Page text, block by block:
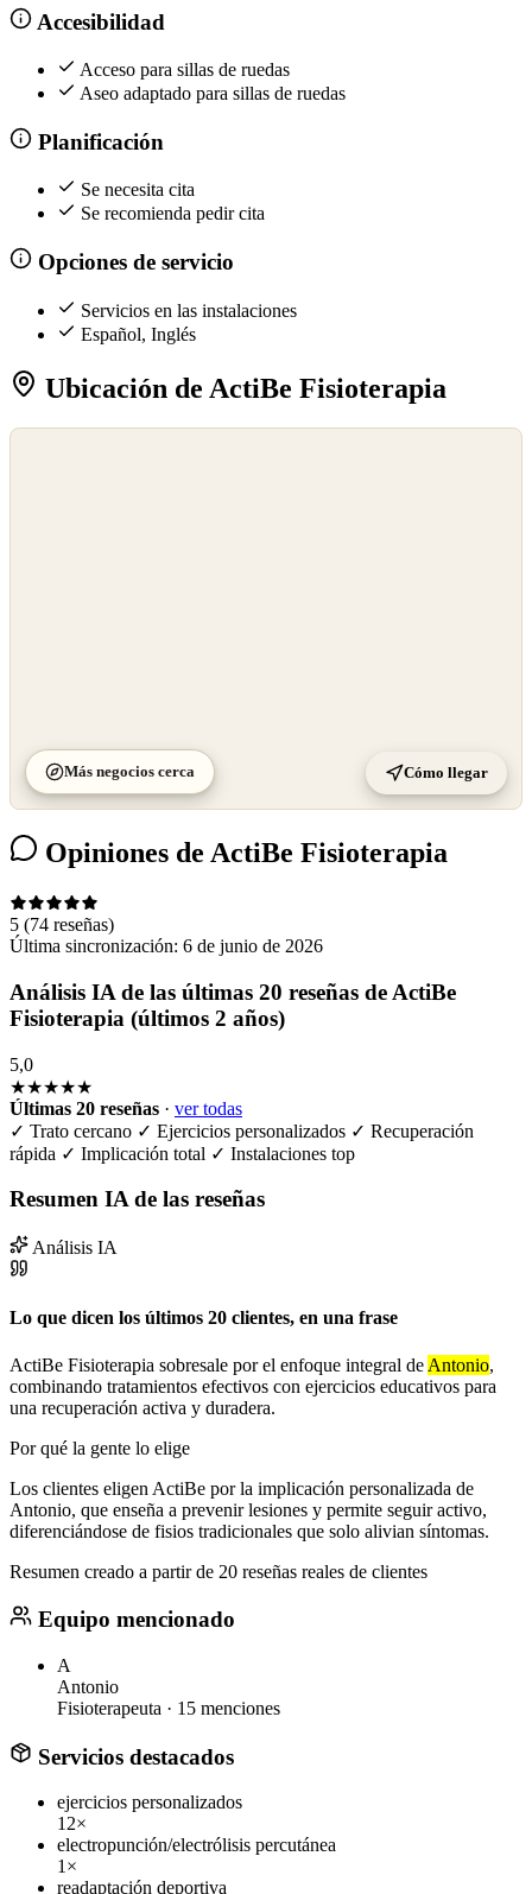
Accesibilidad
Acceso para sillas de ruedas
Aseo adaptado para sillas de ruedas
Planificación
Se necesita cita
Se recomienda pedir cita
Opciones de servicio
Servicios en las instalaciones
Español, Inglés
Ubicación de ActiBe Fisioterapia
Más negocios cerca Cómo llegar
Opiniones de ActiBe Fisioterapia
5 (74 reseñas)
Última sincronización: 6 de junio de 2026
Análisis IA de las últimas 20 reseñas de ActiBe
Fisioterapia (últimos 2 años)
5,0
★★★★★
Últimas 20 reseñas · ver todas
✓ Trato cercano ✓ Ejercicios personalizados ✓ Recuperación
rápida ✓ Implicación total ✓ Instalaciones top
Resumen IA de las reseñas
Análisis IA
Lo que dicen los últimos 20 clientes, en una frase
ActiBe Fisioterapia sobresale por el enfoque integral de Antonio,
combinando tratamientos efectivos con ejercicios educativos para
una recuperación activa y duradera.
Por qué la gente lo elige
Los clientes eligen ActiBe por la implicación personalizada de
Antonio, que enseña a prevenir lesiones y permite seguir activo,
diferenciándose de fisios tradicionales que solo alivian síntomas.
Resumen creado a partir de 20 reseñas reales de clientes
Equipo mencionado
A
Antonio
Fisioterapeuta · 15 menciones
Servicios destacados
ejercicios personalizados
12×
electropunción/electrólisis percutánea
1×
readaptación deportiva